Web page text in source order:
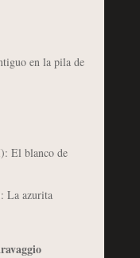
en la pila de
El blanco de
La azurita